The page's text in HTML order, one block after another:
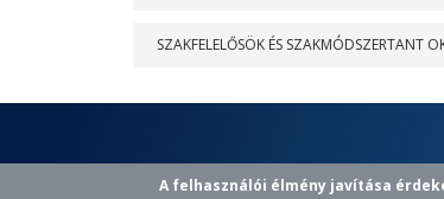
SZAKFELELŐSÖK ÉS SZAKMÓDSZERTANT
A felhasználói élmény javítása